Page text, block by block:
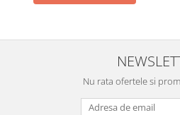
Nu rata ofertele si